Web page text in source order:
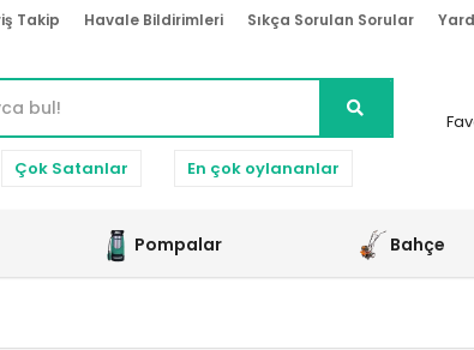
Takip Havale Bildirimleri Sıkça Sorulan Sorular
Çok Satanlar En çok oylananlar
Pompalar Bahçe